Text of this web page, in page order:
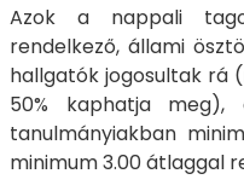
Azok a nappali
rendelkező, állami
hallgatók jogosultak rá
50% kaphatja
tanulmányiakban
minimum 3.00 átlaggal